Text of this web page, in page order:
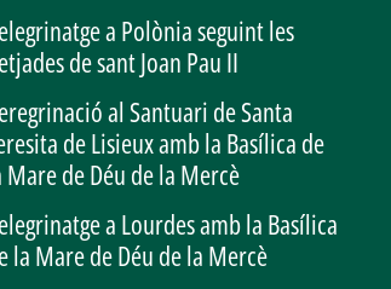
a Polònia seguint les
de sant Joan Pau II
al Santuari de Santa
de Lisieux amb la Basílica de
Mare de Déu de la Mercè
a Lourdes amb la Basílica
la Mare de Déu de la Mercè